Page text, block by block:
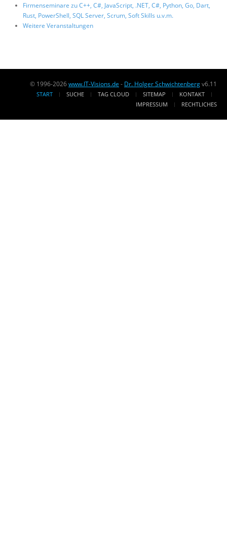
Firmenseminare zu C++, C#, JavaScript, .NET, C#, Python, Go, Dart,
Rust, PowerShell, SQL Server, Scrum, Soft Skills u.v.m.
Weitere Veranstaltungen
© 1996-2026www.IT-Visions.de - Dr. Holger Schwichtenbergv6.11
START SUCHE TAG CLOUD SITEMAP
KONTAKT
IMPRESSUM
RECHTLICHES